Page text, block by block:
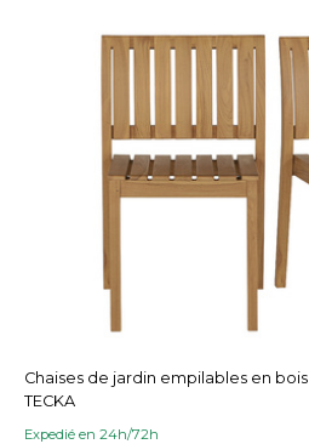
Chaises de jardin empilables en
TECKA
Expedié en 24h/72h